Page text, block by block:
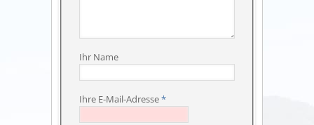
Ihr Name
Ihre E-Mail-Adresse*